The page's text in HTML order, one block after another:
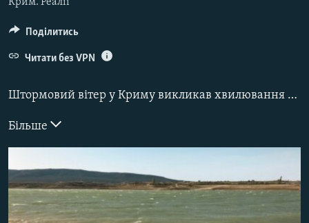
навігації
Перейти
пошуку
БЛОГИ
ПОГЛЯД
ІНТЕРВ'Ю
ДЕПОРТАЦІЯ
СВІДЧЕННЯ ОКУПАЦІЇ
УКРАЇНСЬКА ПРОБЛЕМА КРИМУ
ЯК ОБІЙТИ БЛОКУВАННЯ
Русский
Qırımtatar
Штормовий вітер у Криму викликав хвилювання на Білогірському водосховищі.
Більше
Поділитись
Читати без VPN